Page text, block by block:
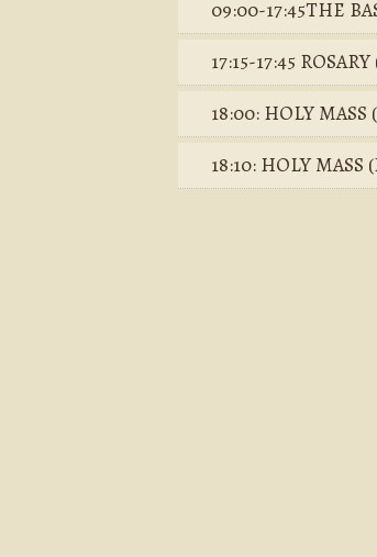
09:00-17:45THE
17:15-17:45
18:00: HOLY
18:10: HOLY